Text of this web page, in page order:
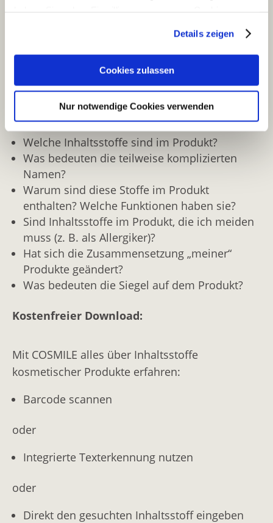
Erfahren Sie in unsererDatenschutzerklärungmehr
darüber, wer wir sind, wie Sie uns kontaktieren können
und wie wir personenbezogene Daten verarbeiten.
Sie können Ihre Einwilligung jederzeit von derCookie-
Details zeigen
Cookies zulassen
Nur notwendige Cookies verwenden
Information am Point-of-Sale
Die COSMILE-App liefert Antworten auf Ihre
Fragen beim Kauf von Kosmetikprodukten:
Welche Inhaltsstoffe sind im Produkt?
Was bedeuten die teilweise komplizierten
Namen?
Warum sind diese Stoffe im Produkt
enthalten? Welche Funktionen haben sie?
Sind Inhaltsstoffe im Produkt, die ich meiden
muss (z. B. als Allergiker)?
Hat sich die Zusammensetzung „meiner“
Produkte geändert?
Was bedeuten die Siegel auf dem Produkt?
Kostenfreier Download:
Mit COSMILE alles über Inhaltsstoffe
kosmetischer Produkte erfahren:
Barcode scannen
oder
Integrierte Texterkennung nutzen
oder
Direkt den gesuchten Inhaltsstoff eingeben